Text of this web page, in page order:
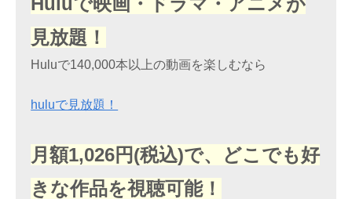
見放題！
Huluで140,000本以上の動画を楽しむなら
huluで見放題！
月額1,026円(税込)で、どこでも好
きな作品を視聴可能！